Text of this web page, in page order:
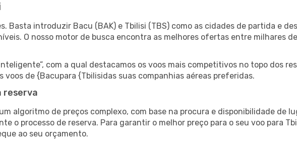
Basta introduzir Bacu (BAK) e Tbilisi (TBS) como as cidades de partida e
O nosso motor de busca encontra as melhores ofertas entre milhares
com a qual destacamos os voos mais competitivos no topo dos
voos de {Bacupara {Tbilisidas suas companhias aéreas preferidas.
reserva
algoritmo de preços complexo, com base na procura e disponibilidade de
o processo de reserva. Para garantir o melhor preço para o seu voo para
ao seu orçamento.